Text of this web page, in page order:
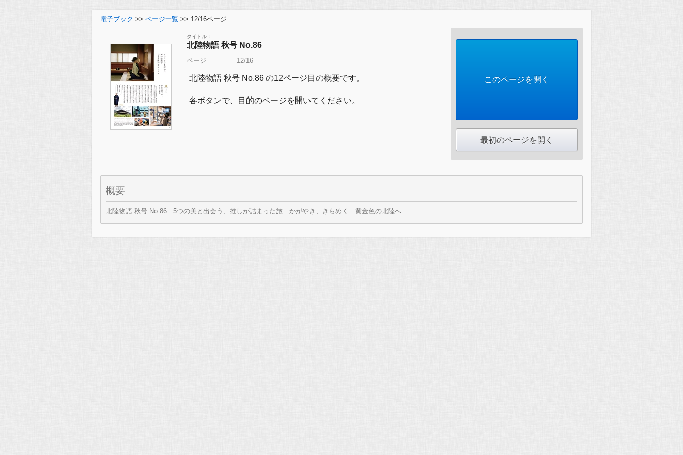
電子ブック >> ページ一覧 >> 12/16ページ
タイトル：
北陸物語 秋号 No.86
ページ 12/16
北陸物語 秋号 No.86 の12ページ目の概要です。
各ボタンで、目的のページを開いてください。
このページを開く
最初のページを開く
概要
北陸物語 秋号 No.86 5つの美と出会う、推しが詰まった旅 かがやき、きらめく 黄金色の北陸へ